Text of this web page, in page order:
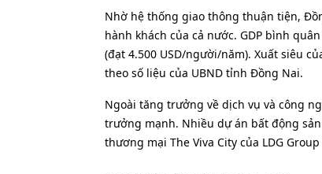
Nhờ hệ thống giao thông thuận tiện,
hành khách của cả nước. GDP bình
(đạt 4.500 USD/người/năm). Xuất siêu
theo số liệu của UBND tỉnh Đồng Nai.
Ngoài tăng trưởng về dịch vụ và công
trưởng mạnh. Nhiều dự án bất động
thương mại The Viva City của LDG